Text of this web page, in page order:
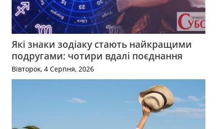
Які знаки зодіаку стають найкращими
подругами: чотири вдалі поєднання
Вівторок, 4 Серпня, 2026